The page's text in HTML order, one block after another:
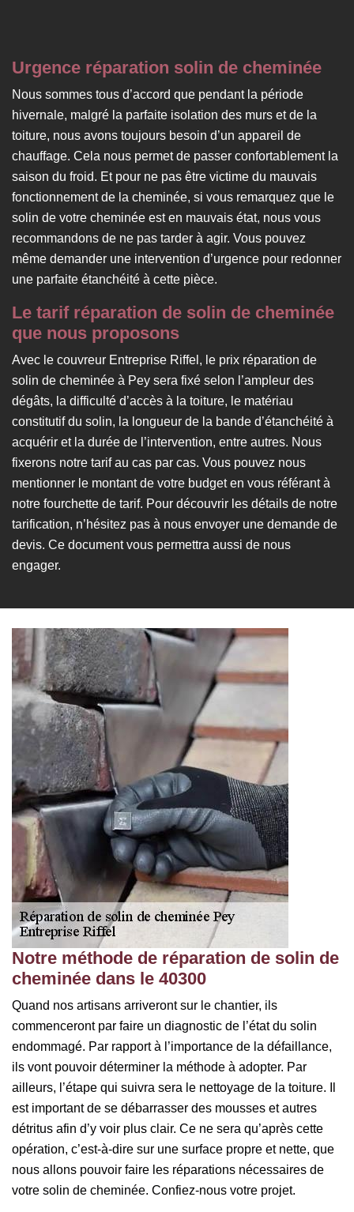
Urgence réparation solin de cheminée
Nous sommes tous d’accord que pendant la période
hivernale, malgré la parfaite isolation des murs et de la
toiture, nous avons toujours besoin d’un appareil de
chauffage. Cela nous permet de passer confortablement la
saison du froid. Et pour ne pas être victime du mauvais
fonctionnement de la cheminée, si vous remarquez que le
solin de votre cheminée est en mauvais état, nous vous
recommandons de ne pas tarder à agir. Vous pouvez
même demander une intervention d’urgence pour redonner
une parfaite étanchéité à cette pièce.
Le tarif réparation de solin de cheminée
que nous proposons
Avec le couvreur Entreprise Riffel, le prix réparation de
solin de cheminée à Pey sera fixé selon l’ampleur des
dégâts, la difficulté d’accès à la toiture, le matériau
constitutif du solin, la longueur de la bande d’étanchéité à
acquérir et la durée de l’intervention, entre autres. Nous
fixerons notre tarif au cas par cas. Vous pouvez nous
mentionner le montant de votre budget en vous référant à
notre fourchette de tarif. Pour découvrir les détails de notre
tarification, n’hésitez pas à nous envoyer une demande de
devis. Ce document vous permettra aussi de nous
engager.
Notre méthode de réparation de solin de
cheminée dans le 40300
Quand nos artisans arriveront sur le chantier, ils
commenceront par faire un diagnostic de l’état du solin
endommagé. Par rapport à l’importance de la défaillance,
ils vont pouvoir déterminer la méthode à adopter. Par
ailleurs, l’étape qui suivra sera le nettoyage de la toiture. Il
est important de se débarrasser des mousses et autres
détritus afin d’y voir plus clair. Ce ne sera qu’après cette
opération, c’est-à-dire sur une surface propre et nette, que
nous allons pouvoir faire les réparations nécessaires de
votre solin de cheminée. Confiez-nous votre projet.